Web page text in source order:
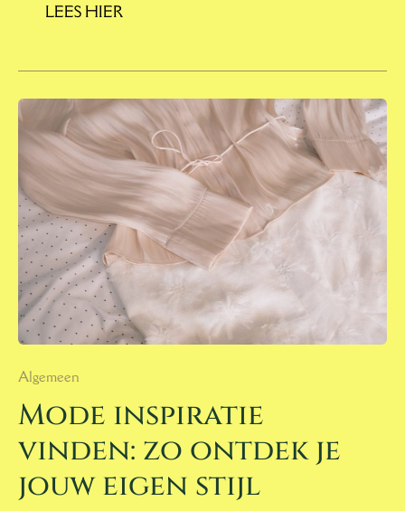
LEES HIER
Algemeen
Mode inspiratie
vinden: zo ontdek je
jouw eigen stijl
MODE
INSPIRATIE
VINDEN:
ZO
ONTDEK
JOUW
EIGEN
STIJL